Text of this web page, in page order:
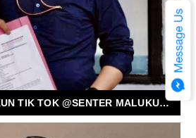
SOLISSA MINTA AKUN TIK TOK @SENTER MALUKU LAKUKAN PERMOHONAN MAAF